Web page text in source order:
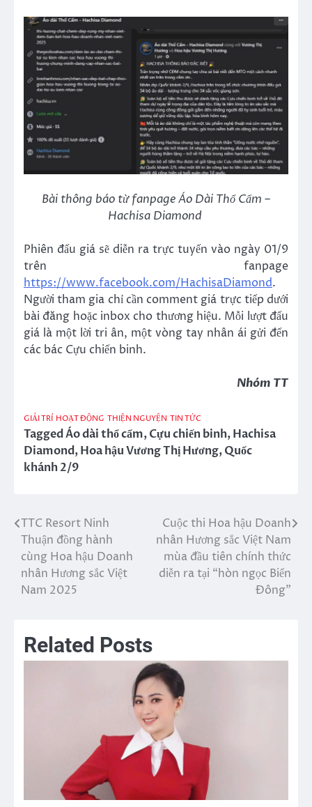
Bài thông báo từ fanpage Áo Dài Thổ Cẩm –
Hachisa Diamond
Phiên đấu giá sẽ diễn ra trực tuyến vào ngày 01/9
trên fanpage
https://www.facebook.com/HachisaDiamond.
Người tham gia chỉ cần comment giá trực tiếp dưới
bài đăng hoặc inbox cho thương hiệu. Mỗi lượt đấu
giá là một lời tri ân, một vòng tay nhân ái gửi đến
các bác Cựu chiến binh.
Nhóm TT
GIẢI TRÍ HOẠT ĐỘNG THIỆN NGUYỆN TIN TỨC
TaggedÁo dài thổ cẩm,Cựu chiến binh,Hachisa
Diamond,Hoa hậu Vương Thị Hương,Quốc
khánh 2/9
Điều
hướng
bài
TTC Resort Ninh
Thuận đồng hành
cùng Hoa hậu Doanh
nhân Hương sắc Việt
Nam 2025
Cuộc thi Hoa hậu Doanh
nhân Hương sắc Việt Nam
mùa đầu tiên chính thức
diễn ra tại “hòn ngọc Biển
Đông”
Related Posts